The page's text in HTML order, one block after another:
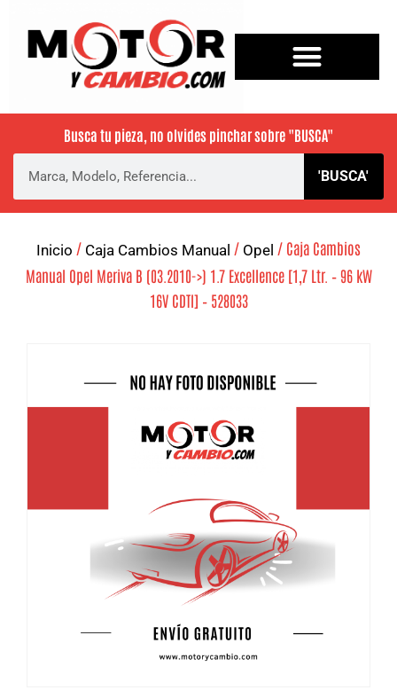
Busca tu pieza, no olvides pinchar sobre "BUSCA"
'BUSCA'
Inicio / Caja Cambios Manual / Opel / Caja Cambios
Manual Opel Meriva B (03.2010->) 1.7 Excellence [1,7 Ltr. – 96 kW
16V CDTI] – 528033